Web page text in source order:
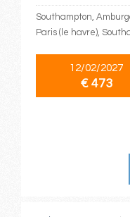
Southampton,
Paris (le havre),
12/02/2027
€ 473